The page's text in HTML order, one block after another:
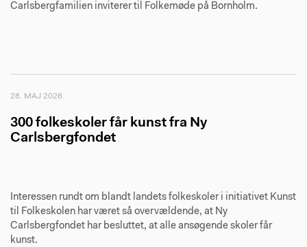
Carlsbergfamilien inviterer til Folkemøde på Bornholm.
28. MAJ 2026
300 folkeskoler får kunst fra Ny
Carlsbergfondet
Interessen rundt om blandt landets folkeskoler i initiativet Kunst
til Folkeskolen har været så overvældende, at Ny
Carlsbergfondet har besluttet, at alle ansøgende skoler får
kunst.